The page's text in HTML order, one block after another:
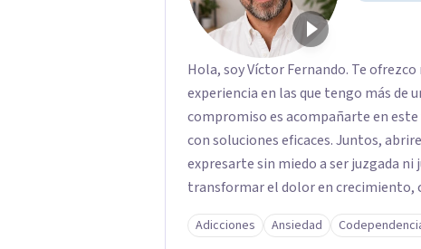
Hola, soy Víctor Fernando. Te
experiencia en las que tengo más de
compromiso es acompañarte en
con soluciones eficaces. Juntos, abriremos "ventanas de confianza" donde podrás
expresarte sin miedo a ser juzgada
transformar el dolor en crecimiento,
y vivir una vida con mayor plenitud. Recuerda, el camino hacia el bienestar es un
proceso continuo. Estoy aquí para
Adicciones Ansiedad